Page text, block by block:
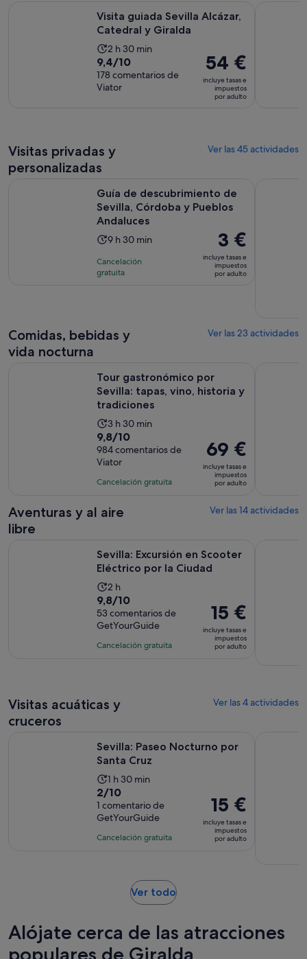
Visita guiada Sevilla Alcázar,
Catedral y Giralda
La
duración
de
la
2 horas
2 h 30 min
9.4
sobre
10
9,4/10
178 comentarios de
Viator
El
precio
es
de
adulto
54 €
incluye tasas e
impuestos
por adulto
Visitas privadas y
personalizadas
Ver las 45 actividades
Guía de descubrimiento de
Sevilla, Córdoba y Pueblos
Andaluces
La
de
9 horas
30 minutos
9 h 30 min
Cancelación
gratuita
El
precio
es
de
3 €
incluye tasas e
impuestos
por adulto
Comidas, bebidas y
vida nocturna
Ver las 23 actividades
Tour gastronómico por
Sevilla: tapas, vino, historia y
tradiciones
La
duración
de
la
actividad
de
30 minutos
3 h 30 min
9.8
sobre
10
con
comentarios
9,8/10
984 comentarios de
Viator
Cancelación gratuita
El
precio
es
de
por
69 €
incluye tasas e
impuestos
por adulto
Aventuras y al aire
libre
Ver las 14 actividades
Sevilla: Excursión en Scooter
Eléctrico por la Ciudad
La
duración
de
la
actividad
2 h
9.8
sobre
10
con
9,8/10
53 comentarios de
GetYourGuide
Cancelación gratuita
El
precio
es
de
15 €
incluye tasas e
impuestos
por adulto
Visitas acuáticas y
cruceros
Ver las 4 actividades
Sevilla: Paseo Nocturno por
Santa Cruz
La
duración
de
la
actividad
1 hora
30 minutos
1 h 30 min
2.0
sobre
10
con
2/10
1 comentario de
GetYourGuide
Cancelación gratuita
El
precio
es
de
15 €
incluye tasas e
impuestos
por adulto
Ver todoSe
una
pestaña
Alójate cerca de las atracciones